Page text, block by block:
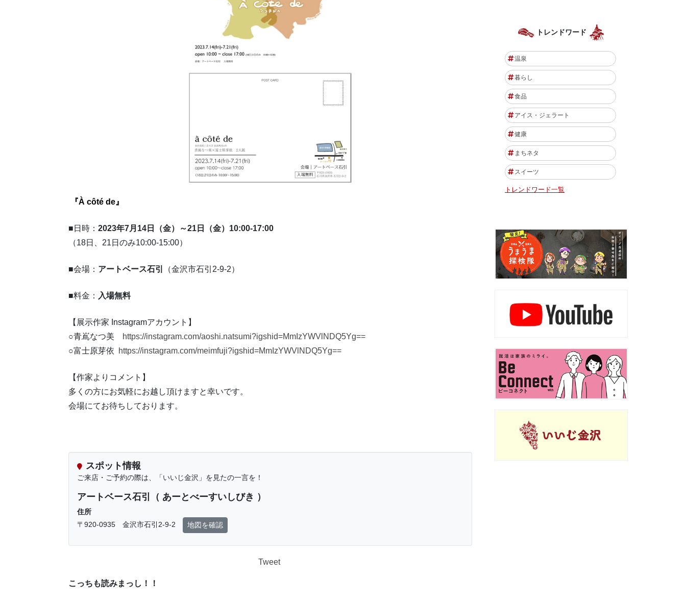
『À côté de』
■日時： 2023年7月14日（金）～21日（金）10:00-17:00
（18日、21日のみ10:00-15:00）
■会場： アートベース石引 （金沢市石引2-9-2）
■料金： 入場無料
【展示作家 Instagramアカウント】
○青嶌なつ美
https://instagram.com/aoshi.natsumi?igshid=MmIzYWVlNDQ5Yg==
○富士原芽依
https://instagram.com/meimfuji?igshid=MmIzYWVlNDQ5Yg==
【作家よりコメント】
多くの方にお気軽にお越し頂けますと幸いです。
会場にてお待ちしております。
スポット情報
ご来店・ご予約の際は、「いいじ金沢」を見たの一言を！
アートベース石引（ あーとべーすいしびき ）
住所
〒920-0935 金沢市石引2-9-2
地図を確認
Tweet
こっちも読みまっし！！
トレンドワード
温泉
暮らし
食品
アイス・ジェラート
健康
まちネタ
スイーツ
トレンドワード一覧